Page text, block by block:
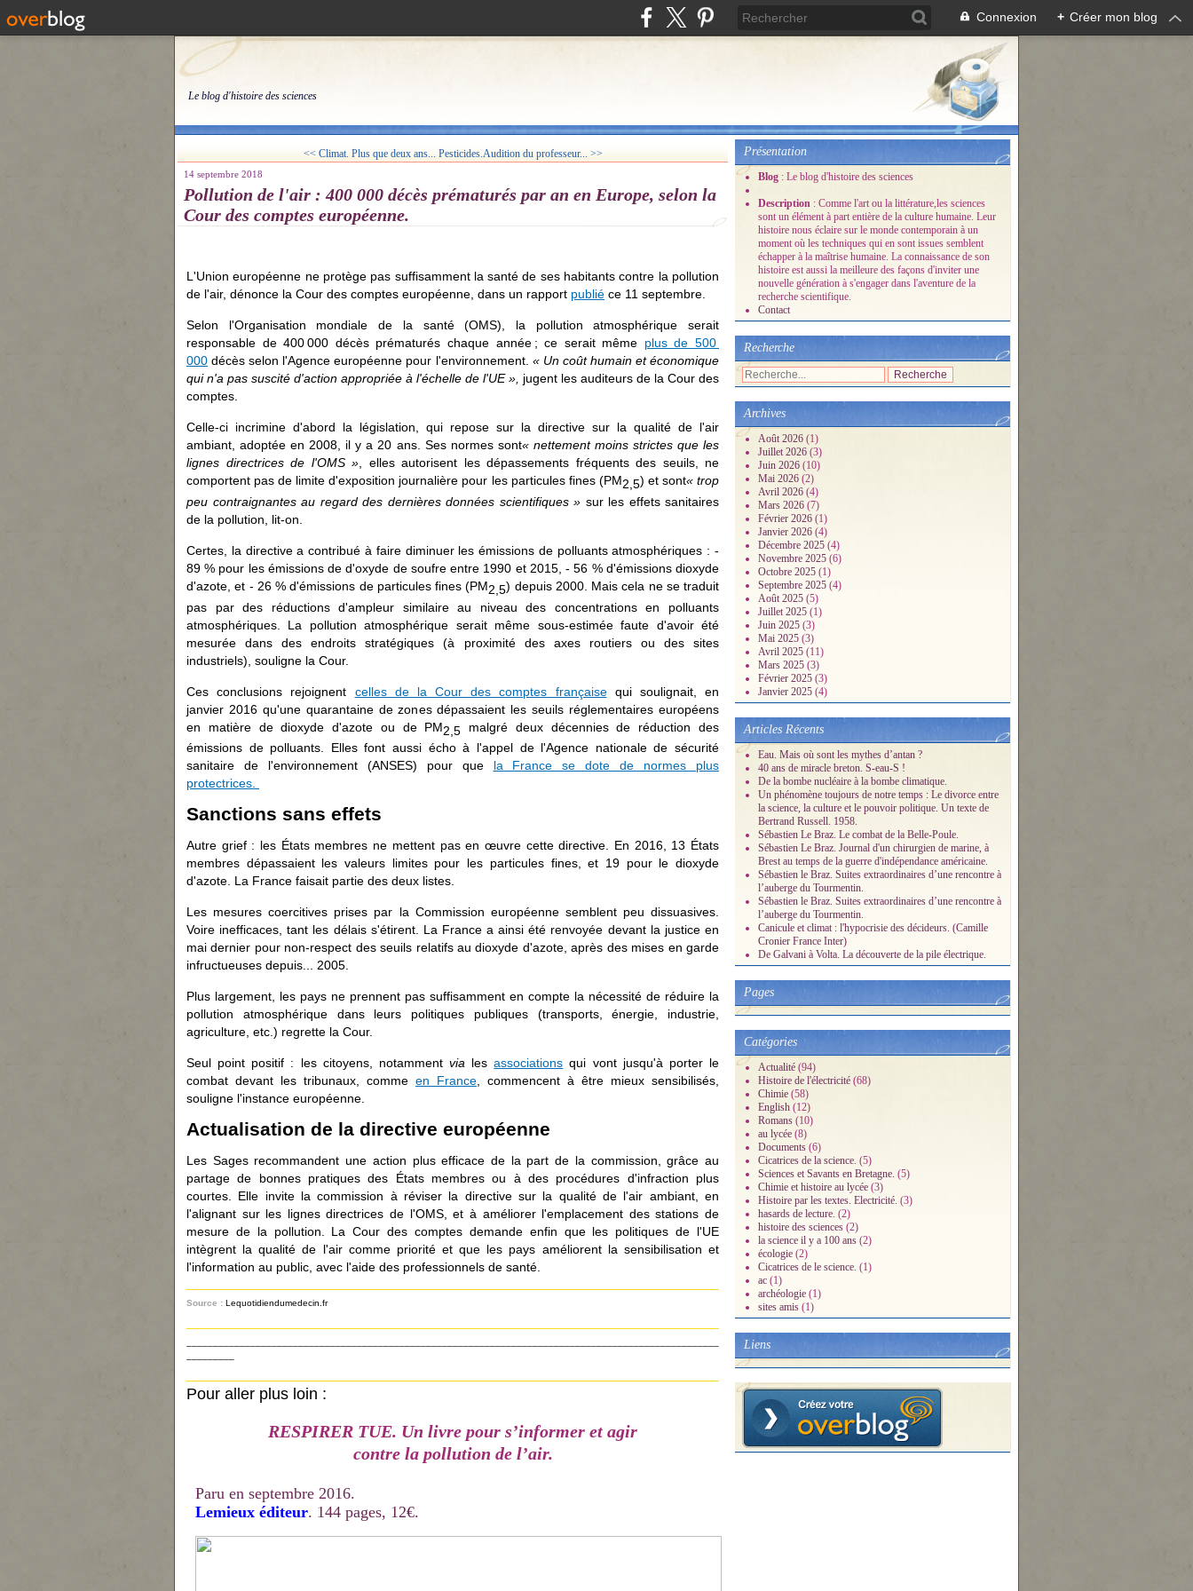
Connexion + Créer mon blog
Le blog d'histoire des sciences
<< Climat. Plus que deux ans... Pesticides.Audition du professeur... >>
14 septembre 2018
Pollution de l'air : 400 000 décès prématurés par an en Europe, selon la
Cour des comptes européenne.
L'Union européenne ne protège pas suffisamment la santé de ses habitants contre la pollution
de l'air, dénonce la Cour des comptes européenne, dans un rapport publié ce 11 septembre.
Selon l'Organisation mondiale de la santé (OMS), la pollution atmosphérique serait
responsable de 400 000 décès prématurés chaque année ; ce serait même plus de 500
000 décès selon l'Agence européenne pour l'environnement. « Un coût humain et économique
qui n'a pas suscité d'action appropriée à l'échelle de l'UE », jugent les auditeurs de la Cour des
comptes.
Celle-ci incrimine d'abord la législation, qui repose sur la directive sur la qualité de l'air
ambiant, adoptée en 2008, il y a 20 ans. Ses normes sont« nettement moins strictes que les
lignes directrices de l'OMS » , elles autorisent les dépassements fréquents des seuils, ne
comportent pas de limite d'exposition journalière pour les particules fines (PM2,5) et sont« trop
peu contraignantes au regard des dernières données scientifiques » sur les effets sanitaires
de la pollution, lit-on.
Certes, la directive a contribué à faire diminuer les émissions de polluants atmosphériques : -
89 % pour les émissions de d'oxyde de soufre entre 1990 et 2015, - 56 % d'émissions dioxyde
d'azote, et - 26 % d'émissions de particules fines (PM2,5) depuis 2000. Mais cela ne se traduit
pas par des réductions d'ampleur similaire au niveau des concentrations en polluants
atmosphériques. La pollution atmosphérique serait même sous-estimée faute d'avoir été
mesurée dans des endroits stratégiques (à proximité des axes routiers ou des sites
industriels), souligne la Cour.
Ces conclusions rejoignent celles de la Cour des comptes françaisequi soulignait, en
janvier 2016 qu'une quarantaine de zones dépassaient les seuils réglementaires européens
en matière de dioxyde d'azote ou de PM2,5 malgré deux décennies de réduction des
émissions de polluants. Elles font aussi écho à l'appel de l'Agence nationale de sécurité
sanitaire de l'environnement (ANSES) pour que la France se dote de normes plus
protectrices.
Sanctions sans effets
Autre grief : les États membres ne mettent pas en œuvre cette directive. En 2016, 13 États
membres dépassaient les valeurs limites pour les particules fines, et 19 pour le dioxyde
d'azote. La France faisait partie des deux listes.
Les mesures coercitives prises par la Commission européenne semblent peu dissuasives.
Voire inefficaces, tant les délais s'étirent. La France a ainsi été renvoyée devant la justice en
mai dernier pour non-respect des seuils relatifs au dioxyde d'azote, après des mises en garde
infructueuses depuis... 2005.
Plus largement, les pays ne prennent pas suffisamment en compte la nécessité de réduire la
pollution atmosphérique dans leurs politiques publiques (transports, énergie, industrie,
agriculture, etc.) regrette la Cour.
Seul point positif : les citoyens, notamment via les associations qui vont jusqu'à porter le
combat devant les tribunaux, comme en France, commencent à être mieux sensibilisés,
souligne l'instance européenne.
Actualisation de la directive européenne
Les Sages recommandent une action plus efficace de la part de la commission, grâce au
partage de bonnes pratiques des États membres ou à des procédures d'infraction plus
courtes. Elle invite la commission à réviser la directive sur la qualité de l'air ambiant, en
l'alignant sur les lignes directrices de l'OMS, et à améliorer l'emplacement des stations de
mesure de la pollution. La Cour des comptes demande enfin que les politiques de l'UE
intègrent la qualité de l'air comme priorité et que les pays améliorent la sensibilisation et
l'information au public, avec l'aide des professionnels de santé.
Source : Lequotidiendumedecin.fr
Pour aller plus loin :
RESPIRER TUE. Un livre pour s’informer et agir
contre la pollution de l’air.
Paru en septembre 2016.
Lemieux éditeur. 144 pages, 12€.
Présentation
Blog : Le blog d'histoire des sciences
Description : Comme l'art ou la littérature,les sciences
sont un élément à part entière de la culture humaine. Leur
histoire nous éclaire sur le monde contemporain à un
moment où les techniques qui en sont issues semblent
échapper à la maîtrise humaine. La connaissance de son
histoire est aussi la meilleure des façons d'inviter une
nouvelle génération à s'engager dans l'aventure de la
recherche scientifique.
Contact
Recherche
Archives
Août 2026 (1)
Juillet 2026 (3)
Juin 2026 (10)
Mai 2026 (2)
Avril 2026 (4)
Mars 2026 (7)
Février 2026 (1)
Janvier 2026 (4)
Décembre 2025 (4)
Novembre 2025 (6)
Octobre 2025 (1)
Septembre 2025 (4)
Août 2025 (5)
Juillet 2025 (1)
Juin 2025 (3)
Mai 2025 (3)
Avril 2025 (11)
Mars 2025 (3)
Février 2025 (3)
Janvier 2025 (4)
Articles Récents
Eau. Mais où sont les mythes d’antan ?
40 ans de miracle breton. S-eau-S !
De la bombe nucléaire à la bombe climatique.
Un phénomène toujours de notre temps : Le divorce entre
la science, la culture et le pouvoir politique. Un texte de
Bertrand Russell. 1958.
Sébastien Le Braz. Le combat de la Belle-Poule.
Sébastien Le Braz. Journal d'un chirurgien de marine, à
Brest au temps de la guerre d'indépendance américaine.
Sébastien le Braz. Suites extraordinaires d’une rencontre à
l’auberge du Tourmentin.
Sébastien le Braz. Suites extraordinaires d’une rencontre à
l’auberge du Tourmentin.
Canicule et climat : l'hypocrisie des décideurs. (Camille
Cronier France Inter)
De Galvani à Volta. La découverte de la pile électrique.
Pages
Catégories
Actualité (94)
Histoire de l'électricité (68)
Chimie (58)
English (12)
Romans (10)
au lycée (8)
Documents (6)
Cicatrices de la science. (5)
Sciences et Savants en Bretagne. (5)
Chimie et histoire au lycée (3)
Histoire par les textes. Electricité. (3)
hasards de lecture. (2)
histoire des sciences (2)
la science il y a 100 ans (2)
écologie (2)
Cicatrices de le science. (1)
ac (1)
archéologie (1)
sites amis (1)
Liens